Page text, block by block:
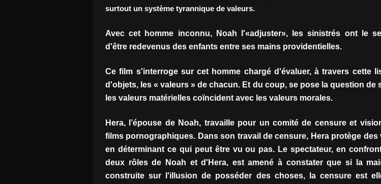
surtout un système tyrannique de valeurs.
Avec cet homme inconnu, Noah l'«adjuster», les sinistrés ont le
d'être redevenus des enfants entre ses mains providentielles.
Ce film s'interroge sur cet homme chargé d'évaluer, à travers cette
d'objets, les « valeurs » de chacun. Et du coup, se pose la question de
les valeurs matérielles coïncident avec les valeurs morales.
Hera, l’épouse de Noah, travaille pour un comité de censure et
films pornographiques. Dans son travail de censure, Hera protège des
en déterminant ce qui peut être vu ou pas. Le spectateur, en
deux rôles de Noah et d'Hera, est amené à constater que si la
construite sur l'illusion de posséder des choses, la censure est